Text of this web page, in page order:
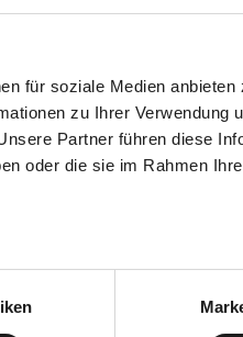
für soziale Medien anbieten
zu Ihrer Verwendung
Partner führen diese
oder die sie im Rahmen